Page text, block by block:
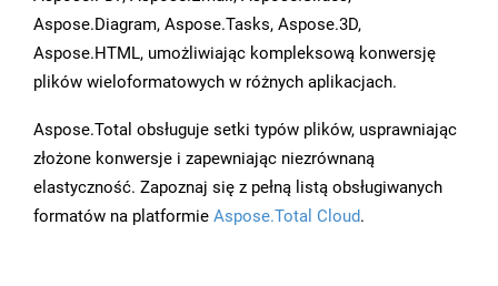
Aspose.Diagram, Aspose.Tasks, Aspose.3D,
Aspose.HTML, umożliwiając kompleksową konwersję
plików wieloformatowych w różnych aplikacjach.
Aspose.Total obsługuje setki typów plików, usprawniając
złożone konwersje i zapewniając niezrównaną
elastyczność. Zapoznaj się z pełną listą obsługiwanych
formatów na platformie Aspose.Total Cloud.